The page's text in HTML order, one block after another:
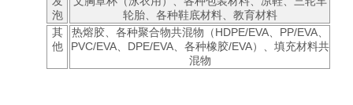
泡
轮胎、各种鞋底材料、教育材料
其
他
热熔胶、各种聚合物共混物（HDPE/EVA、PP/EVA、
PVC/EVA、DPE/EVA、各种橡胶/EVA）、填充材料共
混物